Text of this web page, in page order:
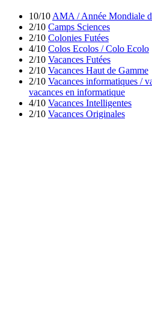
10/10 AMA / Année Mondiale
2/10 Camps Sciences
2/10 Colonies Futées
4/10 Colos Ecolos / Colo Ecolo
2/10 Vacances Futées
2/10 Vacances Haut de Gamme
2/10 Vacances informatiques /
vacances en informatique
4/10 Vacances Intelligentes
2/10 Vacances Originales